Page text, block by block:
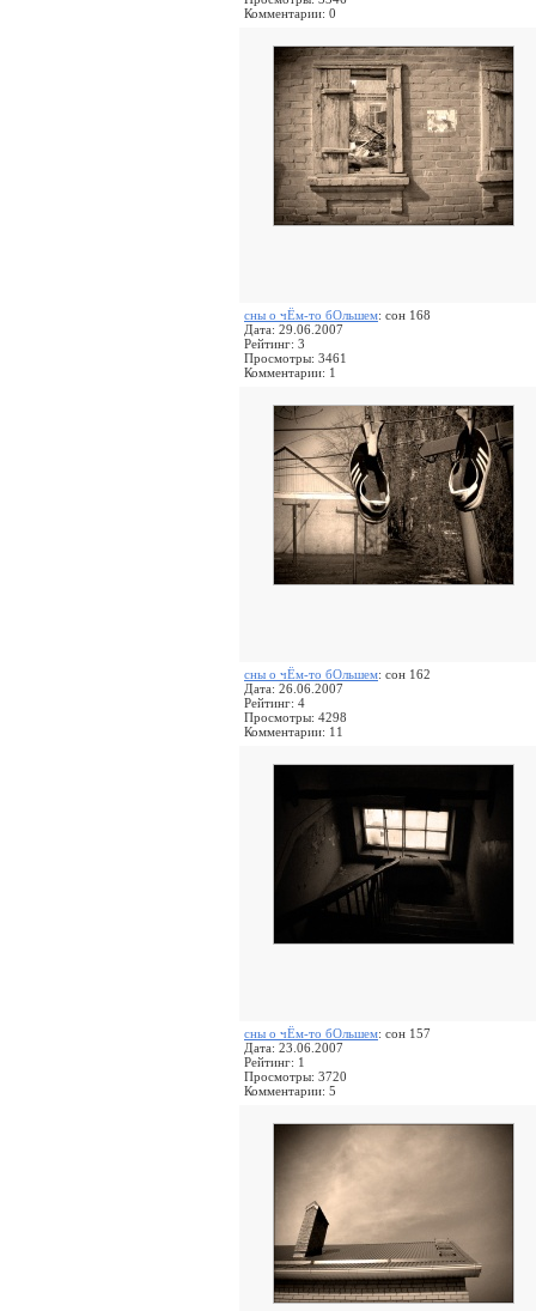
Комментарии: 0
сны о чЁм-то бОльшем: сон 168
Дата: 29.06.2007
Рейтинг: 3
Просмотры: 3461
Комментарии: 1
сны о чЁм-то бОльшем: сон 162
Дата: 26.06.2007
Рейтинг: 4
Просмотры: 4298
Комментарии: 11
сны о чЁм-то бОльшем: сон 157
Дата: 23.06.2007
Рейтинг: 1
Просмотры: 3720
Комментарии: 5